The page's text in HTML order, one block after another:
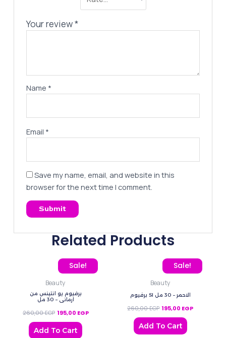
Your review*
Name *
Email *
Save my name, email, and website in this
browser for the next time I comment.
Related Products
Sale!
Beauty
برفيوم يو انتينس من
ارماني – 30 مل
260,00EGP
Original price was: 260,00 EGP.
195,00 EGP
Current price is: 195,00 EGP.
Add To Cart
Sale!
Beauty
برفيوم SI الاحمر – 30 مل
260,00EGP
Original price was:
195,00 EGP
Current
Add To Cart